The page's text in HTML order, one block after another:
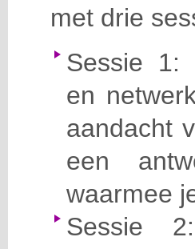
met drie
Sessie 1:
en
aandacht
een
waarmee
Sessie